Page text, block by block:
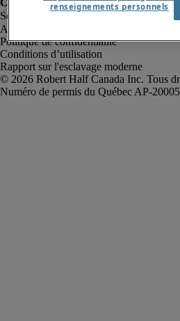
Alerte à la fraude
Politique de confidentialité
Conditions d’utilisation
Rapport sur l'esclavage moderne
Robert Half Canada Inc. Tous
renseignements personnels